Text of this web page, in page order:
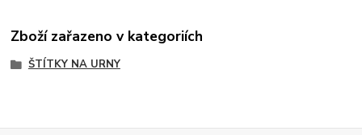
Zboží zařazeno v kategoriích
ŠTÍTKY NA URNY